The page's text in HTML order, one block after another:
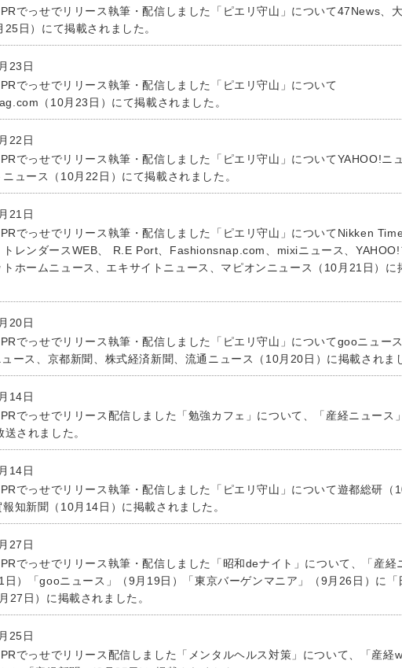
でっせでリリース執筆・配信しました「ピエリ守山」について47News、
25日）にて掲載されました。
23日
でっせでリリース執筆・配信しました「ピエリ守山」について
（10月23日）にて掲載されました。
22日
でっせでリリース執筆・配信しました「ピエリ守山」についてYAHOO!ニュ
ュース（10月22日）にて掲載されました。
21日
でっせでリリース執筆・配信しました「ピエリ守山」についてNikken
トレンダースWEB、 R.E Port、Fashionsnap.com、mixiニュース、YAHOO!
トホームニュース、エキサイトニュース、マピオンニュース（10月21日）に
20日
でっせでリリース執筆・配信しました「ピエリ守山」についてgooニュース
ース、京都新聞、株式経済新聞、流通ニュース（10月20日）に掲載されま
14日
でっせでリリース配信しました「勉強カフェ」について、「産経ニュース
されました。
14日
でっせでリリース執筆・配信しました「ピエリ守山」について遊都総研（
報知新聞（10月14日）に掲載されました。
27日
でっせでリリース執筆・配信しました「昭和deナイト」について、「産経
日）「gooニュース」（9月19日）「東京バーゲンマニア」（9月26日）に「
27日）に掲載されました。
25日
でっせでリリース配信しました「メンタルヘルス対策」について、「産経